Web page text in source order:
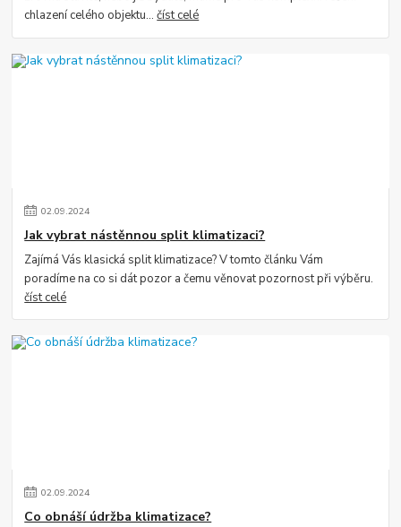
chlazení celého objektu...číst celé
02.09.2024
Jak vybrat nástěnnou split klimatizaci?
Zajímá Vás klasická split klimatizace? V tomto článku Vám
poradíme na co si dát pozor a čemu věnovat pozornost při výběru.
číst celé
02.09.2024
Co obnáší údržba klimatizace?